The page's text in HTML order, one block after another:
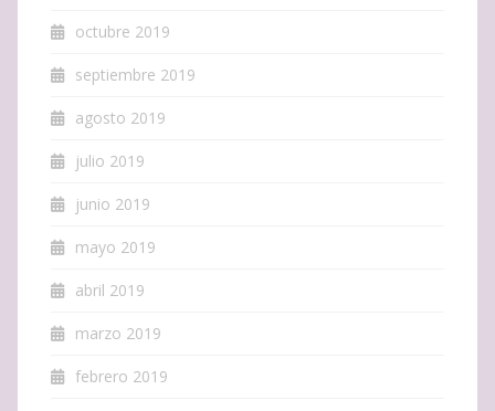
octubre 2019
septiembre 2019
agosto 2019
julio 2019
junio 2019
mayo 2019
abril 2019
marzo 2019
febrero 2019